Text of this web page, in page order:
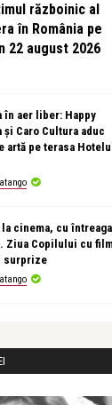
războinic al
în România pe
22 august 2026
în aer liber: Happy
și Caro Cultura aduc
artă pe terasa
cinema, cu întreaga
Ziua Copilului cu
surprize